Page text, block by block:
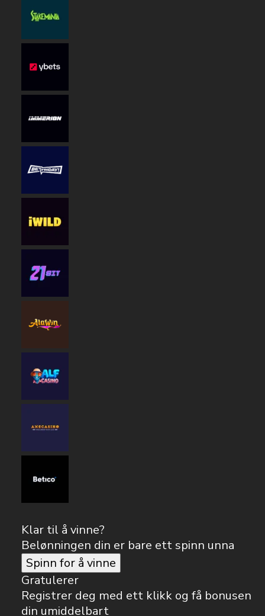
Klar til å vinne?
Belønningen din er bare ett spinn unna
Spinn for å vinne
Gratulerer
Registrer deg med ett klikk og få bonusen
din umiddelbart